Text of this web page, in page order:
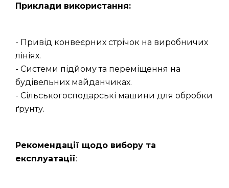
Приклади використання:
- Привід конвеєрних стрічок на виробничих
лініях.
- Системи підйому та переміщення на
будівельних майданчиках.
- Сільськогосподарські машини для обробки
ґрунту.
Рекомендації щодо вибору та
експлуатації: